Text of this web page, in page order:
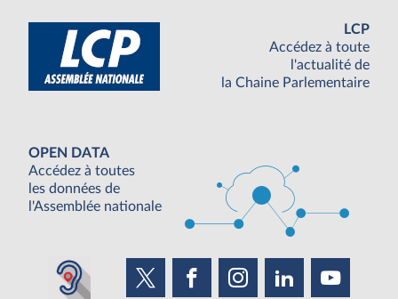
LCP
Accédez à toute
l'actualité de
la Chaine Parlementaire
OPEN DATA
Accédez à toutes
les données de
l'Assemblée nationale